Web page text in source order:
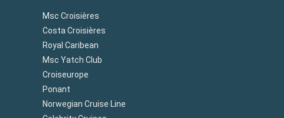
Msc Croisières
Costa Croisières
Royal Caribean
Msc Yatch Club
Croiseurope
Ponant
Norwegian Cruise Line